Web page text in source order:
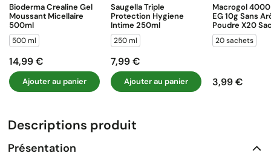
Bioderma Crealine Gel
Moussant Micellaire
500ml
500 ml
Prix
14,99 €
Ajouter au panier
Saugella Triple
Protection Hygiene
Intime 250ml
250 ml
Prix
7,99 €
Ajouter au panier
Macrogol
EG 10g Sans
Poudre X20
20 sachets
Prix
3,99 €
Descriptions produit
Présentation